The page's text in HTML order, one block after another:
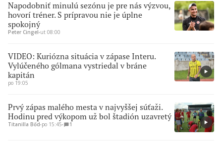
Napodobniť minulú sezónu je pre nás výzvou,
hovorí tréner. S prípravou nie je úplne
spokojný
Peter Cingel∙ut 08:00
VIDEO: Kuriózna situácia v zápase Interu.
Vylúčeného gólmana vystriedal v bráne
kapitán
po 19:05
Prvý zápas malého mesta v najvyššej súťaži.
Hodinu pred výkopom už bol štadión uzavretý
Titanilla Bőd∙po 15:45∙ 1